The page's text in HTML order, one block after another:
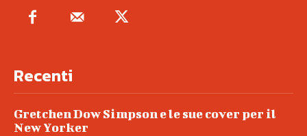
Recenti
Gretchen Dow Simpson e le sue cover per il
New Yorker